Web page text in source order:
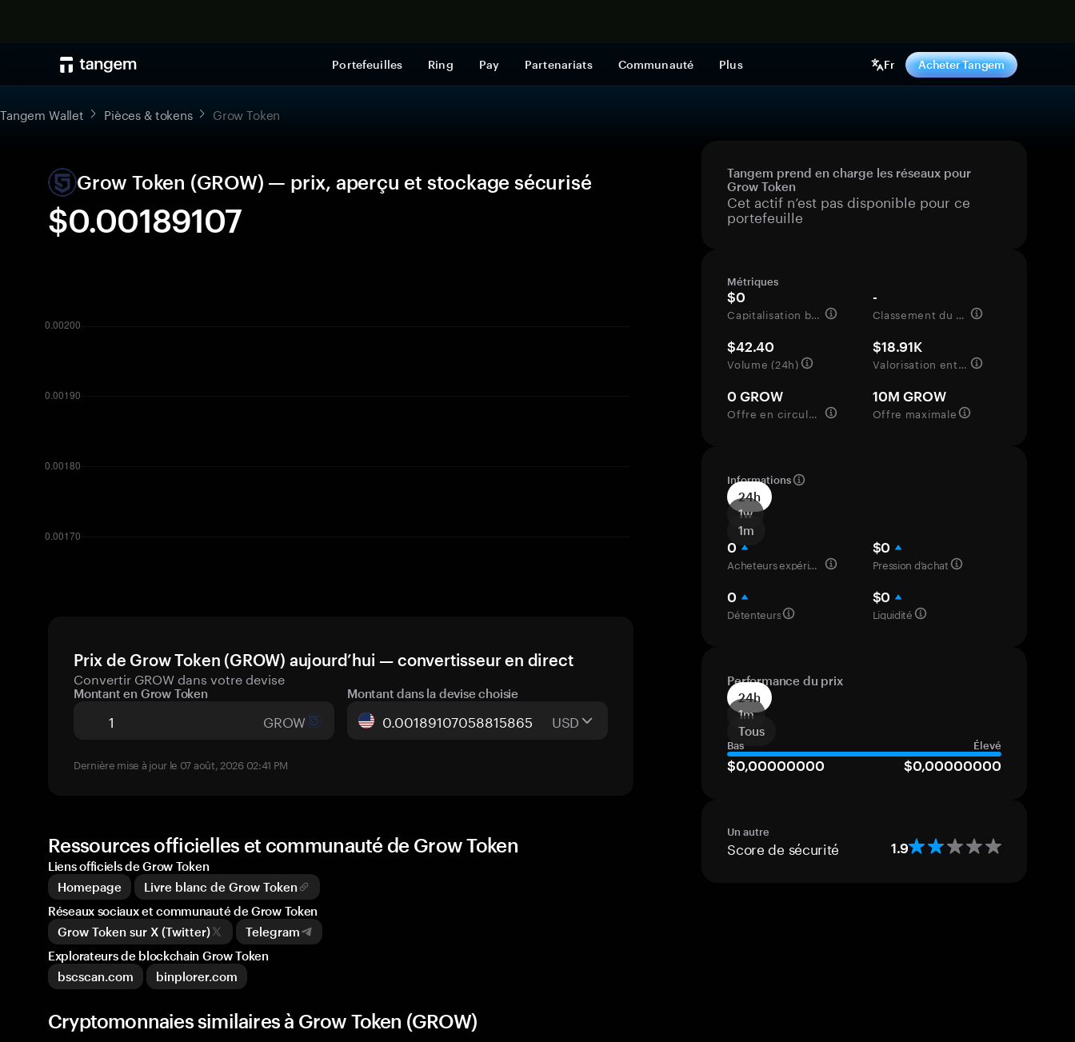
Portefeuilles Ring Pay Partenariats Communauté Plus Fr Acheter Tangem
Tangem Wallet Pièces & tokens Grow Token
Grow Token (GROW) — prix, aperçu et stockage sécurisé
$0.00189107
Prix de Grow Token (GROW) aujourd’hui — convertisseur en direct
Convertir GROW dans votre devise
Montant en Grow Token
GROW
Montant dans la devise choisie
USD
Dernière mise à jour le 07 août, 2026 02:41 PM
Tangem prend en charge les réseaux pour
Grow Token
Cet actif n’est pas disponible pour ce
portefeuille
Métriques
$0
Capitalisation boursière
-
Classement du marché
$42.40
Volume (24h)
$18.91K
Valorisation entièrement diluée
0 GROW
Offre en circulation
10M GROW
Offre maximale
Informations
24h
1w
1m
0
Acheteurs expérimentés
$0
Pression d’achat
0
Détenteurs
$0
Liquidité
Performance du prix
24h
1m
Tous
Bas Élevé
$0,00000000 $0,00000000
Un autre
Score de sécurité 1.9
Ressources officielles et communauté de Grow Token
Liens officiels de Grow Token
Homepage
Livre blanc de Grow Token
Réseaux sociaux et communauté de Grow Token
Grow Token sur X (Twitter)
Telegram
Explorateurs de blockchain Grow Token
bscscan.com
binplorer.com
Cryptomonnaies similaires à Grow Token (GROW)